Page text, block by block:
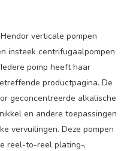
verticale pompen
insteek centrifugaalpompen
pomp heeft haar
productpagina. De
geconcentreerde alkalische
en andere toepassingen
vervuilingen. Deze pompen
reel-to-reel plating-,